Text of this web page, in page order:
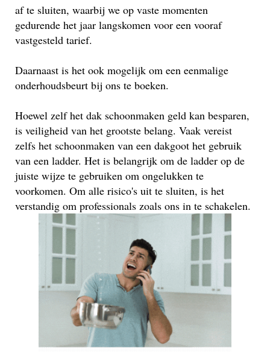
af te sluiten, waarbij we op vaste momenten
gedurende het jaar langskomen voor een vooraf
vastgesteld tarief.
Daarnaast is het ook mogelijk om een eenmalige
onderhoudsbeurt bij ons te boeken.
Hoewel zelf het dak schoonmaken geld kan besparen,
is veiligheid van het grootste belang. Vaak vereist
zelfs het schoonmaken van een dakgoot het gebruik
van een ladder. Het is belangrijk om de ladder op de
juiste wijze te gebruiken om ongelukken te
voorkomen. Om alle risico's uit te sluiten, is het
verstandig om professionals zoals ons in te schakelen.